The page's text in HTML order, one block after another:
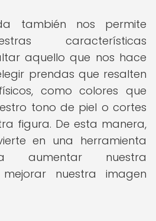
también nos permite
características
aquello que nos hace
prendas que resalten
como colores que
tono de piel o cortes
figura. De esta manera,
en una herramienta
aumentar nuestra
nuestra imagen